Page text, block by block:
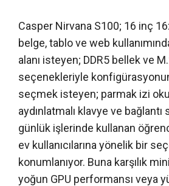
Casper Nirvana S100; 16 inç
belge, tablo ve web
alanı isteyen; DDR5 bellek ve
seçenekleriyle
seçmek isteyen; parmak izi
aydınlatmalı klavye ve
günlük işlerinde kullanan
ev kullanıcılarına yönelik bir
konumlanıyor. Buna karşılık
yoğun GPU performansı veya